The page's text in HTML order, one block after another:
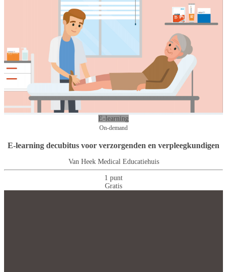
E-learning
On-demand
E-learning decubitus voor verzorgenden en verpleegkundigen
Van Heek Medical Educatiehuis
1 punt
Gratis